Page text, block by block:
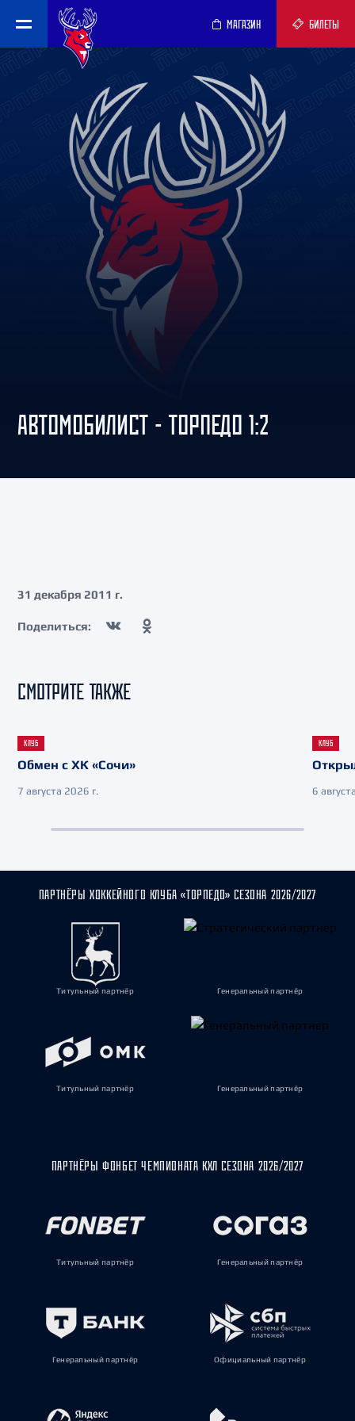
МАГАЗИН БИЛЕТЫ
АВТОМОБИЛИСТ - ТОРПЕДО 1:2
31 декабря 2011 г.
Поделиться:
СМОТРИТЕ ТАКЖЕ
КЛУБ
Обмен с ХК «Сочи»
7 августа 2026 г.
КЛУБ
6
ПАРТНЁРЫ ХОККЕЙНОГО КЛУБА «ТОРПЕДО» СЕЗОНА 2026/2027
Титульный партнёр Генеральный партнёр
Титульный партнёр Генеральный партнёр
ПАРТНЁРЫ ФОНБЕТ ЧЕМПИОНАТА КХЛ СЕЗОНА 2026/2027
Титульный партнёр Генеральный партнёр
Генеральный партнёр Официальный партнёр